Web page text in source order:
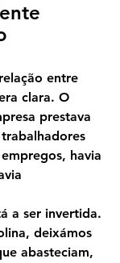
entre
clara. O
prestava
havia
a ser invertida.
deixámos
abasteciam,